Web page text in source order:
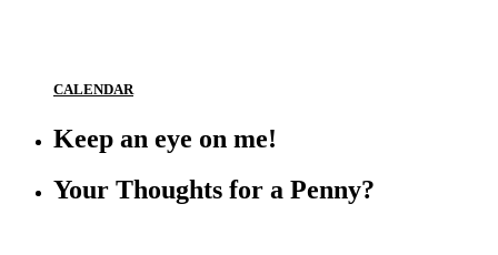
CALENDAR
Keep an eye on me!
Your Thoughts for a Penny?